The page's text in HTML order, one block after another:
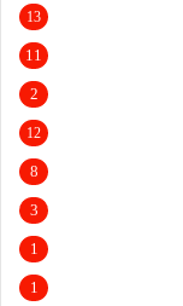
13
11
2
12
8
3
1
1